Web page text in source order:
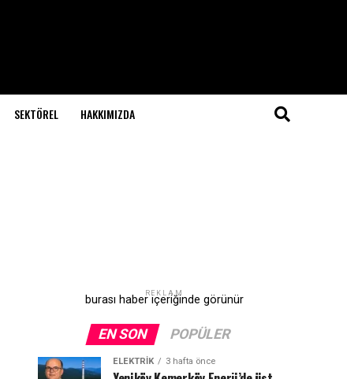
SEKTÖREL HAKKIMIZDA
REKLAM
burası haber içeriğinde görünür
EN SON POPÜLER
ELEKTRİK 3 hafta önce